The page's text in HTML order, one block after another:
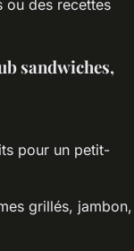
ou des recettes
sandwiches,
pour un petit-
grillés, jambon,